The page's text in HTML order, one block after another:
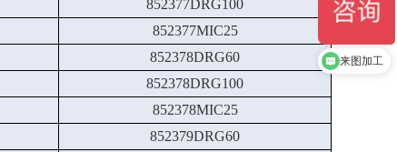
852377DRG100
852377MIC25
852378DRG60
852378DRG100
852378MIC25
852379DRG60
来图加工